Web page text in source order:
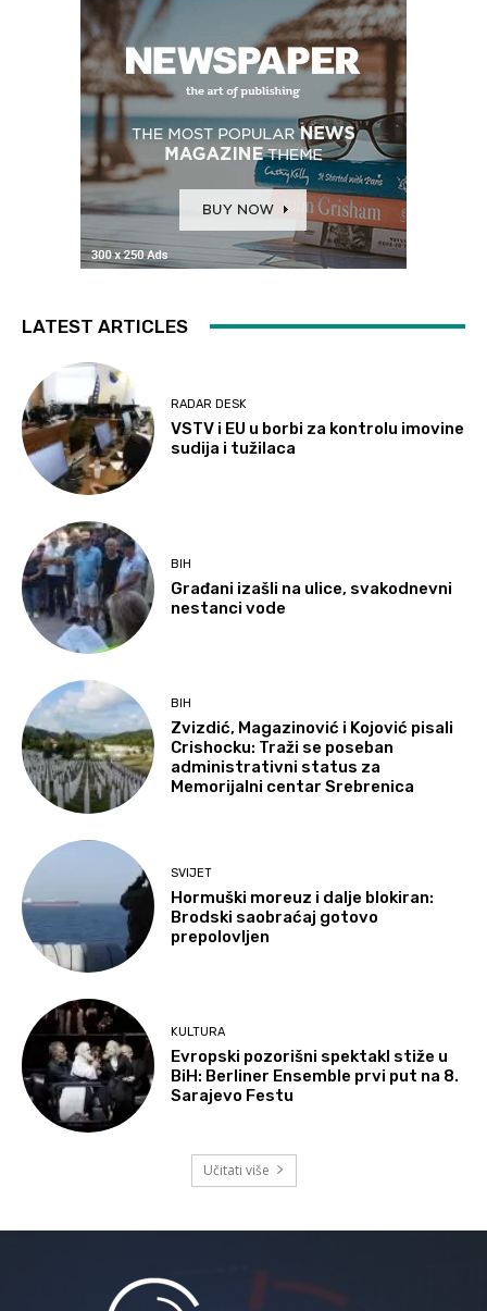
LATEST ARTICLES
RADAR DESK
VSTV i EU u borbi za kontrolu imovine
sudija i tužilaca
BIH
Građani izašli na ulice, svakodnevni
nestanci vode
BIH
Zvizdić, Magazinović i Kojović pisali
Crishocku: Traži se poseban
administrativni status za
Memorijalni centar Srebrenica
SVIJET
Hormuški moreuz i dalje blokiran:
Brodski saobraćaj gotovo
prepolovljen
KULTURA
Evropski pozorišni spektakl stiže u
BiH: Berliner Ensemble prvi put na 8.
Sarajevo Festu
Učitati više